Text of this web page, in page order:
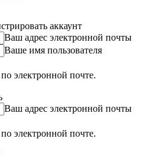
аккаунт
Ваш адрес электронной почты
Ваше имя пользователя
электронной почте.
Ваш адрес электронной почты
электронной почте.